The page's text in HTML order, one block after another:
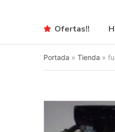
Ofertas!!
Portada » Tienda »